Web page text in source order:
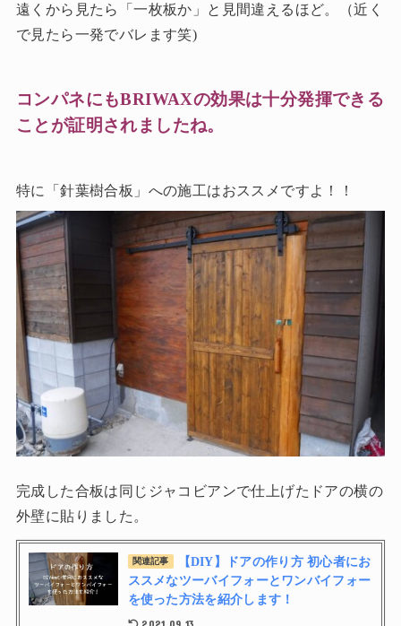
遠くから見たら「一枚板か」と見間違えるほど。（近く
で見たら一発でバレます笑)
コンパネにもBRIWAXの効果は十分発揮できる
ことが証明されましたね。
特に「針葉樹合板」への施工はおススメですよ！！
完成した合板は同じジャコビアンで仕上げたドアの横の
外壁に貼りました。
関連記事
【DIY】ドアの作り方 初心者にお
ススメなツーバイフォーとワンバイフォー
を使った方法を紹介します！
2021.09.13